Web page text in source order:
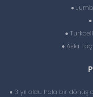
Asla Taç
3 yıl oldu hala bir dönüş